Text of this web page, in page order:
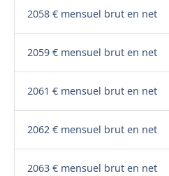
2058 € mensuel brut en net
2059 € mensuel brut en net
2061 € mensuel brut en net
2062 € mensuel brut en net
2063 € mensuel brut en net